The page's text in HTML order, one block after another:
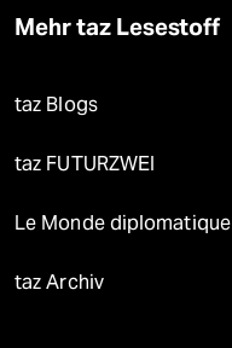
Mehr taz Lesestoff
taz Blogs
taz FUTURZWEI
Le Monde diplomatique
taz Archiv